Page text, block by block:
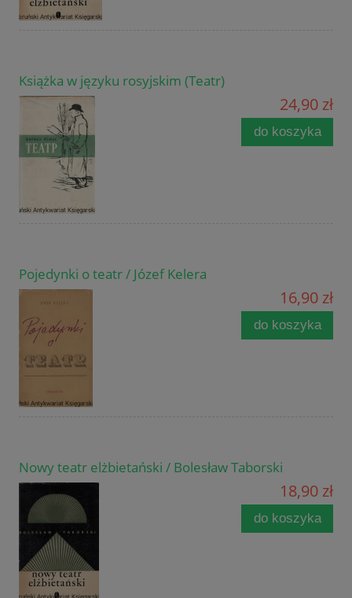
Książka w języku rosyjskim (Teatr)
24,90 zł
do koszyka
Pojedynki o teatr / Józef Kelera
16,90 zł
do koszyka
Nowy teatr elżbietański / Bolesław Taborski
18,90 zł
do koszyka